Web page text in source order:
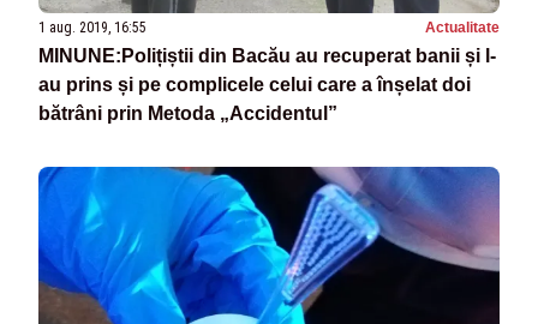
1 aug. 2019, 16:55 Actualitate
MINUNE:Polițiștii din Bacău au recuperat banii și l-
au prins și pe complicele celui care a înșelat doi
bătrâni prin Metoda „Accidentul”